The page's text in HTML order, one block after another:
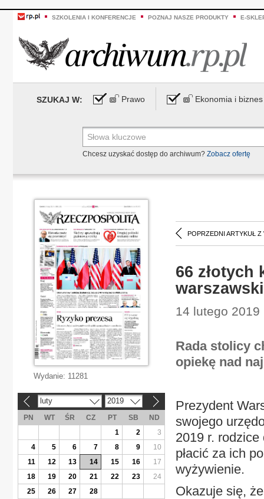
SZKOLENIA I KONFERENCJE POZNAJ NASZE PRODUKTY E-
SZUKAJ W: Prawo Ekonomia i biznes
Chcesz uzyskać dostęp do archiwum? Zobacz ofertę
POPRZEDNI ARTYKUŁ Z
66 złotych
14 lutego 2019
Rada stolicy
opiekę nad
Prezydent
swojego
2019 r.
płacić za ich
wyżywienie.
Okazuje się,
Wydanie: 11281
luty 2019
PN WT ŚR CZ PT SB
ND
1
2
3
4
5 6 7 8 9
10
11
12 13 14 15 16
17
18
19 20 21 22 23
24
25
26 27 28